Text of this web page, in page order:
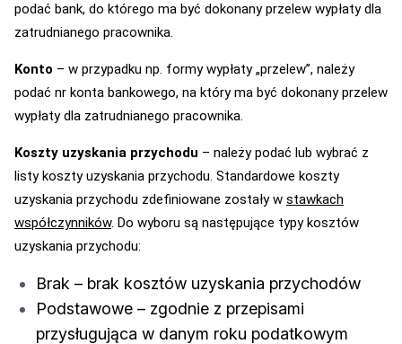
podać bank, do którego ma być dokonany przelew wypłaty dla
zatrudnianego pracownika.
Konto – w przypadku np. formy wypłaty „przelew”, należy
podać nr konta bankowego, na który ma być dokonany przelew
wypłaty dla zatrudnianego pracownika.
Koszty uzyskania przychodu – należy podać lub wybrać z
listy koszty uzyskania przychodu. Standardowe koszty
uzyskania przychodu zdefiniowane zostały w stawkach
współczynników. Do wyboru są następujące typy kosztów
uzyskania przychodu:
Brak – brak kosztów uzyskania przychodów
Podstawowe – zgodnie z przepisami
przysługująca w danym roku podatkowym